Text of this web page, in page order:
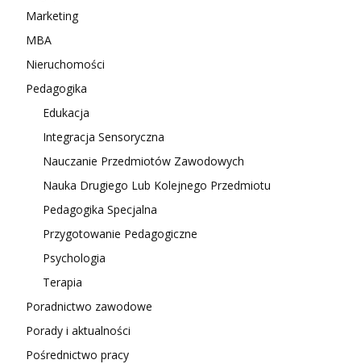
Marketing
MBA
Nieruchomości
Pedagogika
Edukacja
Integracja Sensoryczna
Nauczanie Przedmiotów Zawodowych
Nauka Drugiego Lub Kolejnego Przedmiotu
Pedagogika Specjalna
Przygotowanie Pedagogiczne
Psychologia
Terapia
Poradnictwo zawodowe
Porady i aktualności
Pośrednictwo pracy